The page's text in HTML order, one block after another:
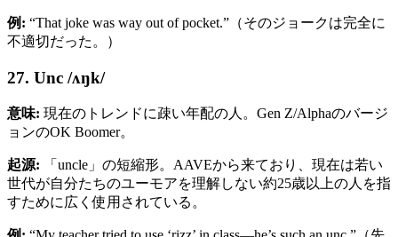
例: “That joke was way out of pocket.”（そのジョークは完全に
不適切だった。）
27. Unc /ʌŋk/
意味: 現在のトレンドに疎い年配の人。Gen Z/Alphaのバージ
ョンのOK Boomer。
起源: 「uncle」の短縮形。AAVEから来ており、現在は若い
世代が自分たちのユーモアを理解しない約25歳以上の人を指
すために広く使用されている。